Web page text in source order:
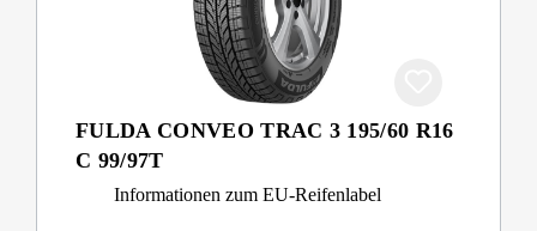
FULDA CONVEO TRAC 3 195/60 R16
C 99/97T
Informationen zum EU-Reifenlabel